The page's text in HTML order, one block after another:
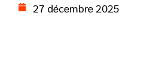
27 décembre 2025